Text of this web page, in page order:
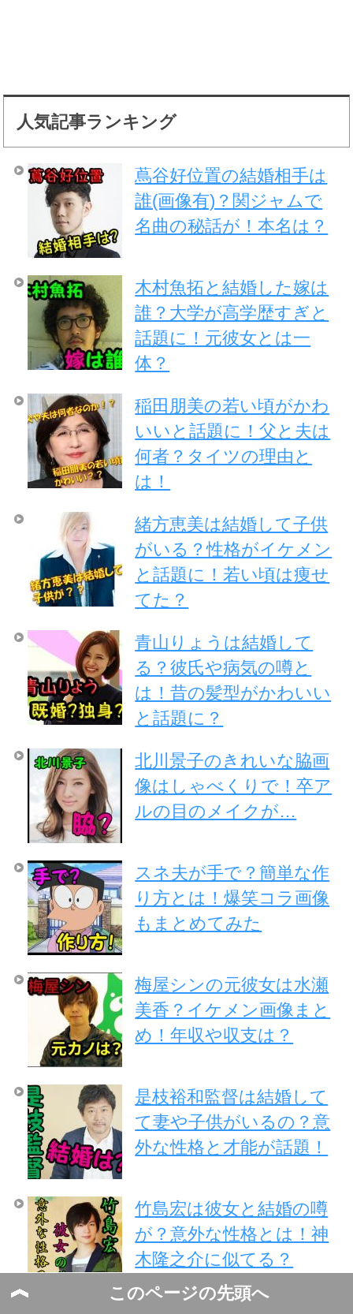
人気記事ランキング
蔦谷好位置の結婚相手は
誰(画像有)？関ジャムで
名曲の秘話が！本名は？
木村魚拓と結婚した嫁は
誰？大学が高学歴すぎと
話題に！元彼女とは一
体？
稲田朋美の若い頃がかわ
いいと話題に！父と夫は
何者？タイツの理由と
は！
緒方恵美は結婚して子供
がいる？性格がイケメン
と話題に！若い頃は痩せ
てた？
青山りょうは結婚して
る？彼氏や病気の噂と
は！昔の髪型がかわいい
と話題に？
北川景子のきれいな脇画
像はしゃべくりで！卒ア
ルの目のメイクが…
スネ夫が手で？簡単な作
り方とは！爆笑コラ画像
もまとめてみた
梅屋シンの元彼女は水瀬
美香？イケメン画像まと
め！年収や収支は？
是枝裕和監督は結婚して
て妻や子供がいるの？意
外な性格と才能が話題！
竹島宏は彼女と結婚の噂
が？意外な性格とは！神
木隆之介に似てる？
このページの先頭へ